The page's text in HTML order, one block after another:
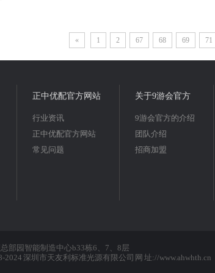
« 1 2 67 68 69 71
正中优配官方网站
行业资讯
正中优配官方网站
常见问题
关于9游会官方
9游会官方的介绍
团队介绍
招商加盟
部园智能制造中心b33栋6、7、8层
2024 深圳市天友利标准光源有限公司 网 址://www.ahwhth.cn